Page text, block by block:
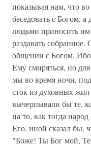
показывая нам, что
беседовать с Богом,
людьми приносить им
раздавать
общении с Богом.
Ему смиряться, но
мы во время ночи,
сток из духовных
вычерпывали бы те,
на то, как тогда
Его, иной сказал бы,
"Боже! Ты Бог мой,